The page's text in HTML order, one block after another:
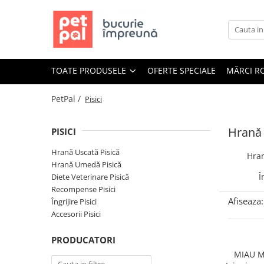
Toate Produsele
Câine Junior
Câine Senior
Câine Junior
Câine Adult
Diete Veterinare Câini
Recompense Câini
TOATE PRODUSELE OFERTE SPECIALE MĂRCI
PetPal / Pisici
PISICI
Hrană Uscată Pisică
Hrană Umedă Pisică
Diete Veterinare Pisică
Recompense Pisici
Îngrijire Pisici
Accesorii Pisici
PRODUCATORI
Afiseaza:
MIAU